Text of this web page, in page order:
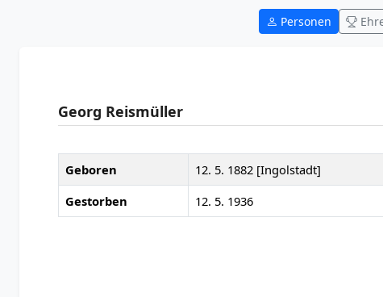
Personen
Georg Reismüller
Geboren
12. 5. 1882 [Ingolstadt]
Gestorben
12. 5. 1936